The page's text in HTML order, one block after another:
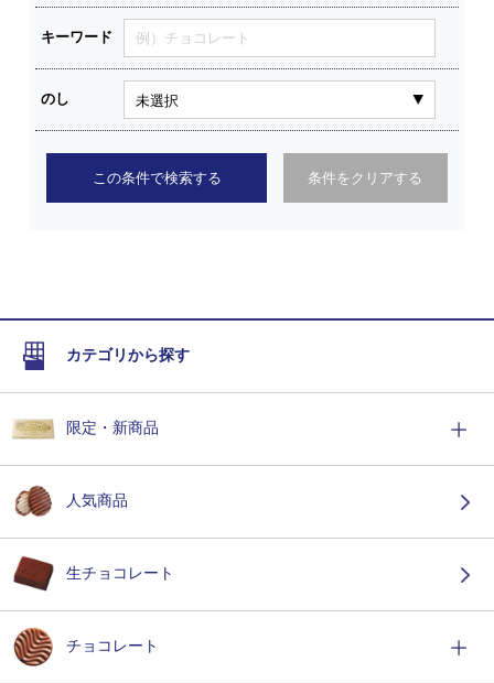
キーワード
のし
この条件で検索する 条件をクリアする
カテゴリから探す
限定・新商品
人気商品
生チョコレート
チョコレート